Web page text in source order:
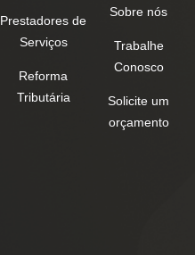
Prestadores de
Serviços
Reforma
Tributária
Sobre nós
Trabalhe
Conosco
Solicite um
orçamento